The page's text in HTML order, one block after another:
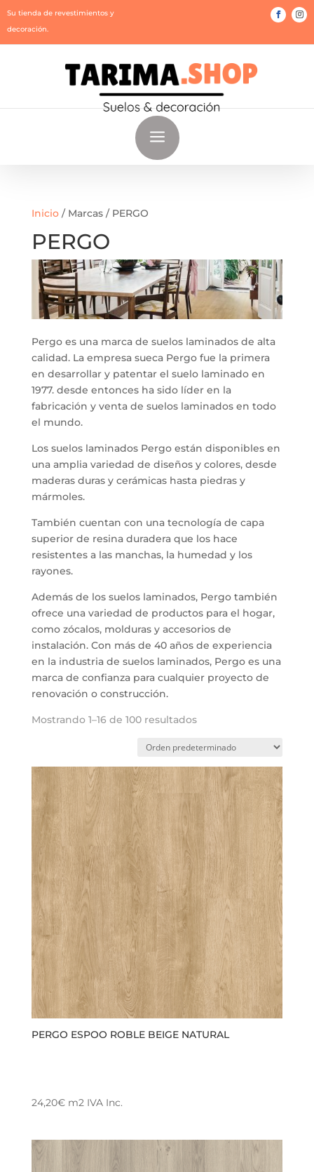
Su tienda de revestimientos y
decoración.
a
Inicio/ Marcas / PERGO
PERGO
Pergo es una marca de suelos laminados de alta
calidad. La empresa sueca Pergo fue la primera
en desarrollar y patentar el suelo laminado en
1977. desde entonces ha sido líder en la
fabricación y venta de suelos laminados en todo
el mundo.
Los suelos laminados Pergo están disponibles en
una amplia variedad de diseños y colores, desde
maderas duras y cerámicas hasta piedras y
mármoles.
También cuentan con una tecnología de capa
superior de resina duradera que los hace
resistentes a las manchas, la humedad y los
rayones.
Además de los suelos laminados, Pergo también
ofrece una variedad de productos para el hogar,
como zócalos, molduras y accesorios de
instalación. Con más de 40 años de experiencia
en la industria de suelos laminados, Pergo es una
marca de confianza para cualquier proyecto de
renovación o construcción.
Mostrando 1–16 de 100 resultados
PERGO ESPOO ROBLE BEIGE NATURAL
24,20€m2 IVA Inc.